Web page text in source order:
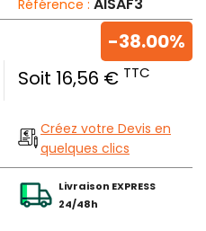
Référence :
Soit 16,56 € TTC
-38.00%
Créez votre Devis en
quelques clics
Livraison EXPRESS
24/48h